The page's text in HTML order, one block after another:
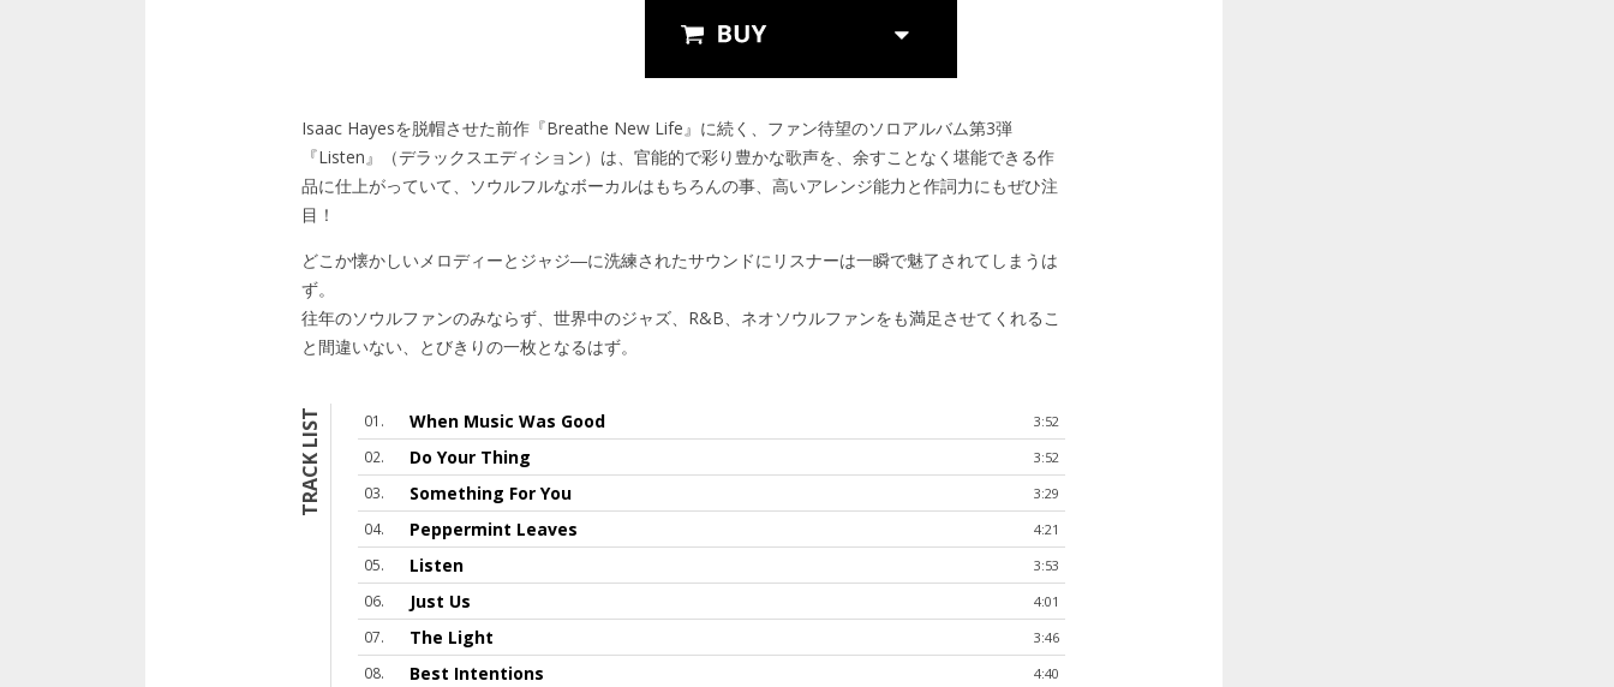
Official Shop
Isaac Hayesを脱帽させた前作『Breathe New Life』に続く、ファン待望のソロアルバム第3弾
『Listen』（デラックスエディション）は、官能的で彩り豊かな歌声を、余すことなく堪能できる作
品に仕上がっていて、ソウルフルなボーカルはもちろんの事、高いアレンジ能力と作詞力にもぜひ注
目！
どこか懐かしいメロディーとジャジ―に洗練されたサウンドにリスナーは一瞬で魅了されてしまうは
ず。
往年のソウルファンのみならず、世界中のジャズ、R&B、ネオソウルファンをも満足させてくれるこ
と間違いない、とびきりの一枚となるはず。
TRACK LIST When Music Was Good 3:52
Do Your Thing 3:52
Something For You 3:29
Peppermint Leaves 4:21
Listen 3:53
Just Us 4:01
The Light 3:46
Best Intentions 4:40